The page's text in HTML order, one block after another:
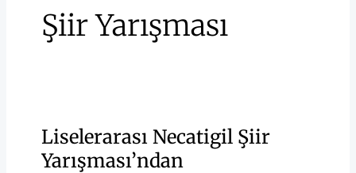
Şiir Yarışması
Liselerarası Necatigil Şiir
Yarışması’ndan